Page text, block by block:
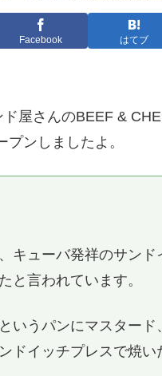
Facebook はてブ
屋さんのBEEF &
ンしましたよ。
キューバ発祥のサン
と言われています。
いうパンにマスタード
ドイッチプレスで焼い